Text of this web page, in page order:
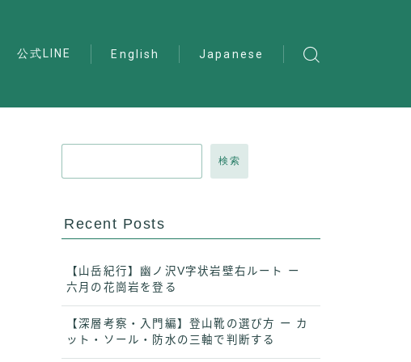
公式LINE English Japanese
検索
Recent Posts
【山岳紀行】幽ノ沢V字状岩壁右ルート ー
六月の花崗岩を登る
【深層考察・入門編】登山靴の選び方 ー カ
ット・ソール・防水の三軸で判断する